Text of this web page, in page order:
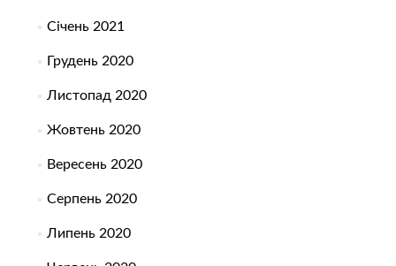
Січень 2021
Грудень 2020
Листопад 2020
Жовтень 2020
Вересень 2020
Серпень 2020
Липень 2020